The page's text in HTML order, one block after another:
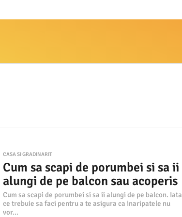
CASA SI GRADINARIT
Cum sa scapi de porumbei si sa ii
alungi de pe balcon sau acoperis
Cum sa scapi de porumbei si sa ii alungi de pe balcon. Iata
ce trebuie sa faci pentru a te asigura ca inaripatele nu
vor...